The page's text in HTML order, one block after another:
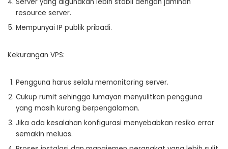
resource server.
Mempunyai IP publik pribadi.
Kekurangan VPS:
Pengguna harus selalu memonitoring server.
Cukup rumit sehingga lumayan menyulitkan pengguna
yang masih kurang berpengalaman.
Jika ada kesalahan konfigurasi menyebabkan resiko error
semakin meluas.